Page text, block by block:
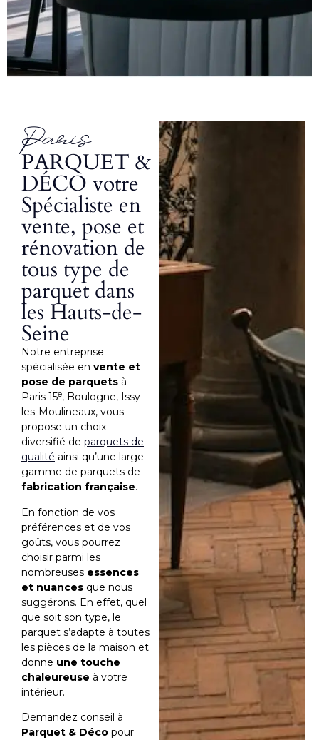
Paris
PARQUET &
DÉCO votre
Spécialiste en
vente, pose et
rénovation de
tous type de
parquet dans
les Hauts-de-
Seine
Notre entreprise
spécialisée en vente et
pose de parquets à
Paris 15e, Boulogne, Issy-
les-Moulineaux, vous
propose un choix
diversifié de parquets de
qualité ainsi qu’une large
gamme de parquets de
fabrication française.
En fonction de vos
préférences et de vos
goûts, vous pourrez
choisir parmi les
nombreuses essences
et nuances que nous
suggérons. En effet, quel
que soit son type, le
parquet s’adapte à toutes
les pièces de la maison et
donne une touche
chaleureuse à votre
intérieur.
Demandez conseil à
Parquet & Déco pour